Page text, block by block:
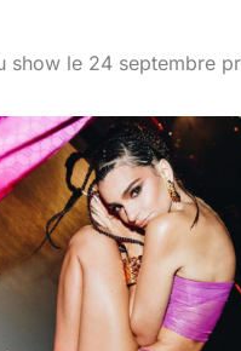
show le 24 septembre